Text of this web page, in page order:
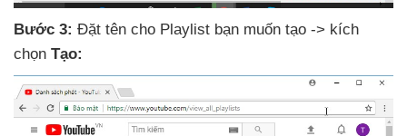
Bước 3: Đặt tên cho Playlist bạn muốn tạo -> kích
chọn Tạo: